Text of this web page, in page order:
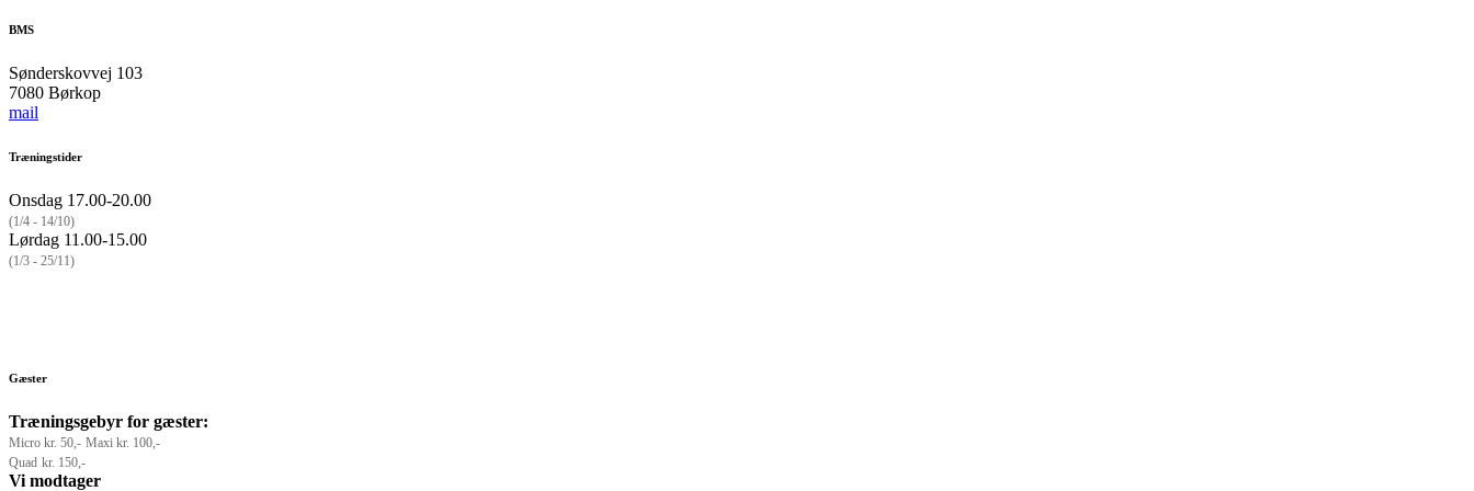
BMS
Sønderskovvej 103
7080 Børkop
mail
Træningstider
Onsdag 17.00-20.00
(1/4 - 14/10)
Lørdag 11.00-15.00
(1/3 - 25/11)
Gæster
Træningsgebyr for gæster:
Micro kr. 50,- Maxi kr. 100,-
Quad kr. 150,-
Vi modtager